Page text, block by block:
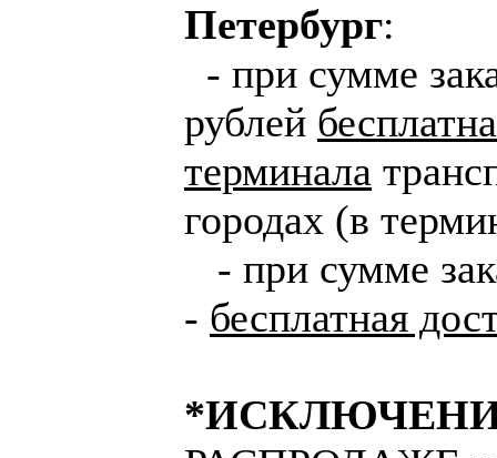
Петербург:
- при сумме
рублей
терминала
городах (в
- при сумме
- бесплатная